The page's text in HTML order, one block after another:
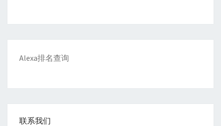
Alexa排名查询
联系我们